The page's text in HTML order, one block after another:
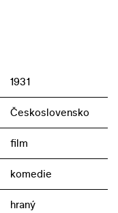
1931
Československo
film
komedie
hraný